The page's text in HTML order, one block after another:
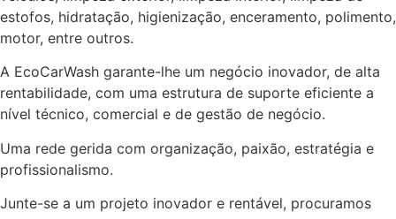
estofos, hidratação, higienização, enceramento, polimento,
motor, entre outros.
A EcoCarWash garante-lhe um negócio inovador, de alta
rentabilidade, com uma estrutura de suporte eficiente a
nível técnico, comercial e de gestão de negócio.
Uma rede gerida com organização, paixão, estratégia e
profissionalismo.
Junte-se a um projeto inovador e rentável, procuramos